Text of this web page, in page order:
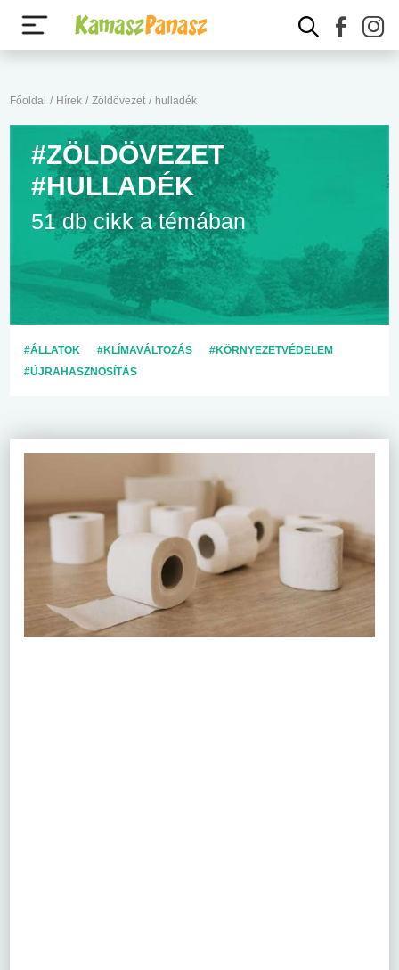
Főoldal / Hírek / Zöldövezet / hulladék
#ZÖLDÖVEZET
#HULLADÉK
51 db cikk a témában
#ÁLLATOK #KLÍMAVÁLTOZÁS
#KÖRNYEZETVÉDELEM
#ÚJRAHASZNOSÍTÁS